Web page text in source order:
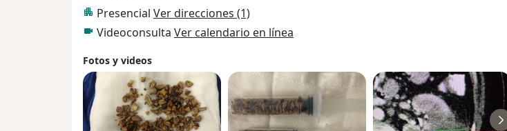
Presencial Ver direcciones (1)
Videoconsulta Ver calendario en línea
Fotos y videos